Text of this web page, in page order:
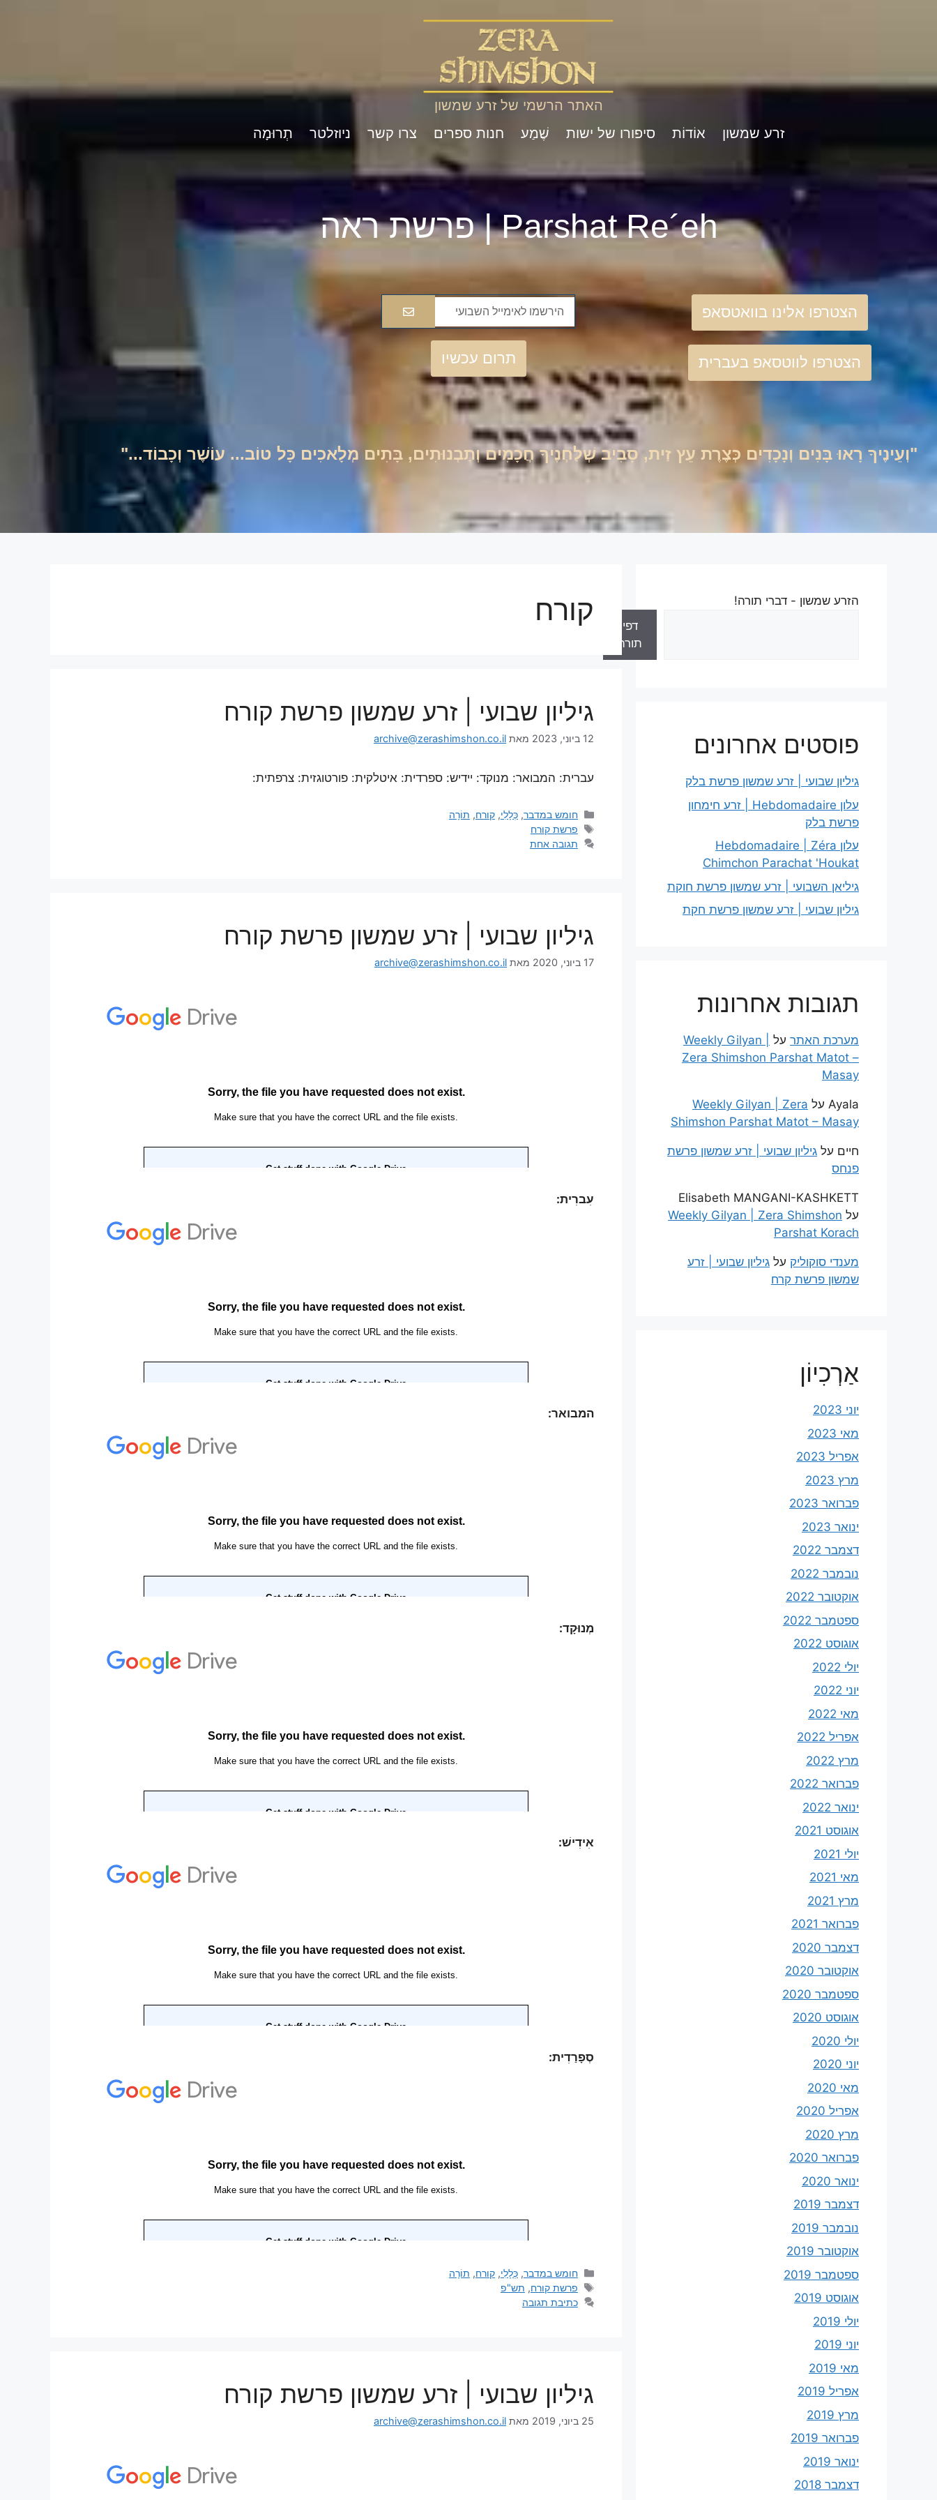
האתר הרשמי של זרע שמשון
זרע שמשון
אוֹדוֹת סיפורו של ישות שֶׁמַע חנות ספרים צרו קשר ניוזלטר תְרוּמָה
Parshat Re´eh | פרשת ראה
הצטרפו אלינו בוואטסאפ
הצטרפו לווטסאפ בעברית תרום עכשיו
"וְעֵינֶיךָ רָאוּ בָּנִים וְנָכָדִים כְּצֶרֶת עֵץ זַית, סָבִיב שְׁלַחְנֶיךָ חֲכָמִים וְתַבְנוּתִים, בָּתִים מְלָאכִים כָּל טוֹב... עוֹשֶׁר וְכָבוֹד..."
קורח
גיליון שבועי | זרע שמשון פרשת קורח
12 ביוני, 2023 מאת archive@zerashimshon.co.il
עברית: המבואר: מנוקד: יידיש: ספרדית: איטלקית: פורטוגזית: צרפתית:
חומש במדבר,כְּלָלִי,קורח, תוֹרָה
פרשת קורח
תגובה אחת
גיליון שבועי | זרע שמשון פרשת קורח
17 ביוני, 2020 מאת archive@zerashimshon.co.il
עִברִית:
המבואר:
מְנוּקָד:
אִידִישׁ:
סְפָרַדִית:
חומש במדבר,כְּלָלִי,קורח, תוֹרָה
פרשת קורח, תש"פ
כתיבת תגובה
גיליון שבועי | זרע שמשון פרשת קורח
25 ביוני, 2019 מאת archive@zerashimshon.co.il
הזרע שמשון - דברי תורה!
דפי
תורה
פוסטים אחרונים
גיליון שבועי | זרע שמשון פרשת בלק
עלון Hebdomadaire | זרע חימחון
פרשת בלק
עלון Hebdomadaire | Zéra
Chimchon Parachat 'Houkat
גיליאן השבועי | זרע שמשון פרשת חוקת
גיליון שבועי | זרע שמשון פרשת חקת
תגובות אחרונות
מערכת האתר על
Weekly Gilyan |
Zera Shimshon Parshat Matot –
Masay
Ayala על Weekly Gilyan | Zera
Shimshon Parshat Matot – Masay
חיים על גיליון שבועי | זרע שמשון פרשת
פנחס
Elisabeth MANGANI-KASHKETT
על Weekly Gilyan | Zera Shimshon
Parshat Korach
מענדי סוקוליק על גיליון שבועי | זרע
שמשון פרשת קרח
אַרְכִיוֹן
יוני 2023
מאי 2023
אפריל 2023
מרץ 2023
פברואר 2023
ינואר 2023
דצמבר 2022
נובמבר 2022
אוקטובר 2022
ספטמבר 2022
אוגוסט 2022
יולי 2022
יוני 2022
מאי 2022
אפריל 2022
מרץ 2022
פברואר 2022
ינואר 2022
אוגוסט 2021
יולי 2021
מאי 2021
מרץ 2021
פברואר 2021
דצמבר 2020
אוקטובר 2020
ספטמבר 2020
אוגוסט 2020
יולי 2020
יוני 2020
מאי 2020
אפריל 2020
מרץ 2020
פברואר 2020
ינואר 2020
דצמבר 2019
נובמבר 2019
אוקטובר 2019
ספטמבר 2019
אוגוסט 2019
יולי 2019
יוני 2019
מאי 2019
אפריל 2019
מרץ 2019
פברואר 2019
ינואר 2019
דצמבר 2018